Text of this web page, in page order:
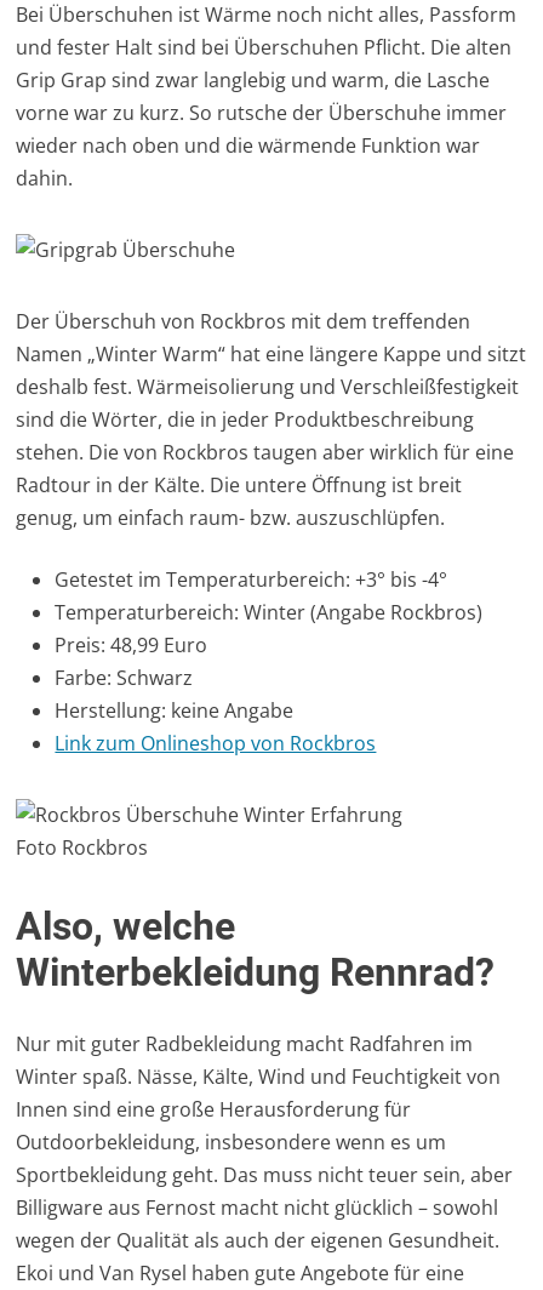
Bei Überschuhen ist Wärme noch nicht alles, Passform
und fester Halt sind bei Überschuhen Pflicht. Die alten
Grip Grap sind zwar langlebig und warm, die Lasche
vorne war zu kurz. So rutsche der Überschuhe immer
wieder nach oben und die wärmende Funktion war
dahin.
Der Überschuh von Rockbros mit dem treffenden
Namen „Winter Warm“ hat eine längere Kappe und sitzt
deshalb fest. Wärmeisolierung und Verschleißfestigkeit
sind die Wörter, die in jeder Produktbeschreibung
stehen. Die von Rockbros taugen aber wirklich für eine
Radtour in der Kälte. Die untere Öffnung ist breit
genug, um einfach raum- bzw. auszuschlüpfen.
Getestet im Temperaturbereich: +3° bis -4°
Temperaturbereich: Winter (Angabe Rockbros)
Preis: 48,99 Euro
Farbe: Schwarz
Herstellung: keine Angabe
Link zum Onlineshop von Rockbros
Foto Rockbros
Also, welche
Winterbekleidung Rennrad?
Nur mit guter Radbekleidung macht Radfahren im
Winter spaß. Nässe, Kälte, Wind und Feuchtigkeit von
Innen sind eine große Herausforderung für
Outdoorbekleidung, insbesondere wenn es um
Sportbekleidung geht. Das muss nicht teuer sein, aber
Billigware aus Fernost macht nicht glücklich – sowohl
wegen der Qualität als auch der eigenen Gesundheit.
Ekoi und Van Rysel haben gute Angebote für eine